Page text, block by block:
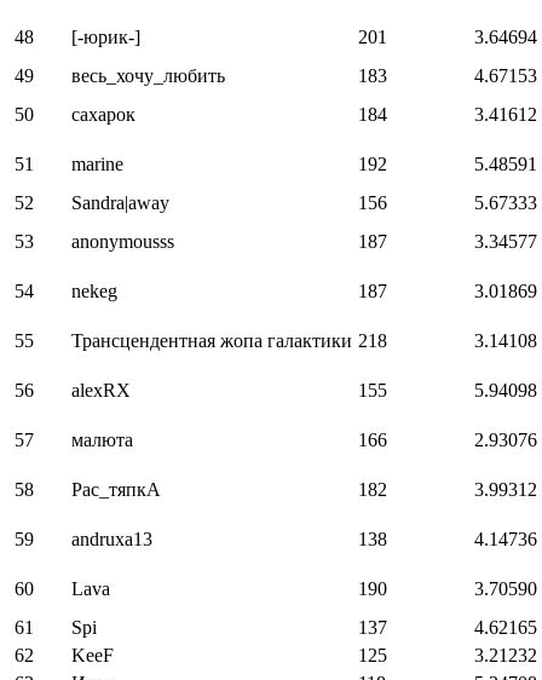
48 [-юрик-] 201
3.64694
49
весь_хочу_любить 183
4.67153
50
сахарок 184 3.41612
51 marine 192
5.48591
52
Sandra|away 156
5.67333
53
anonymousss 187 3.34577
54 nekeg 187 3.01869
55 Трансцендентная жопа галактики 218 3.14108
56 alexRX 155 5.94098
57 малюта 166 2.93076
58 Рас_тяпкА 182 3.99312
59 andruxa13 138 4.14736
60 Lava 190
3.70590
61
Spi 137
4.62165
62
KeeF 125
3.21232